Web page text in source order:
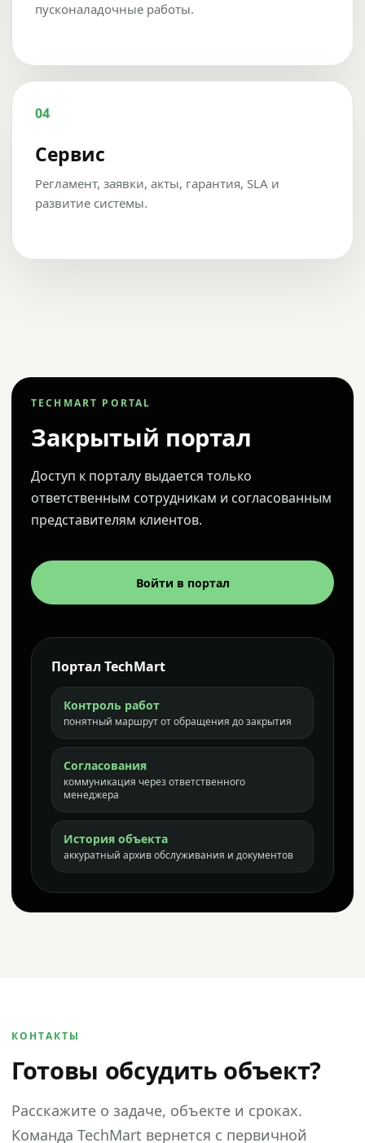
пусконаладочные работы.
04
Сервис
Регламент, заявки, акты, гарантия, SLA и
развитие системы.
TECHMART PORTAL
Закрытый портал
Доступ к порталу выдается только
ответственным сотрудникам и согласованным
представителям клиентов.
Войти в портал
Портал TechMart
Контроль работ
понятный маршрут от обращения до закрытия
Согласования
коммуникация через ответственного
менеджера
История объекта
аккуратный архив обслуживания и документов
КОНТАКТЫ
Готовы обсудить объект?
Расскажите о задаче, объекте и сроках.
Команда TechMart вернется с первичной